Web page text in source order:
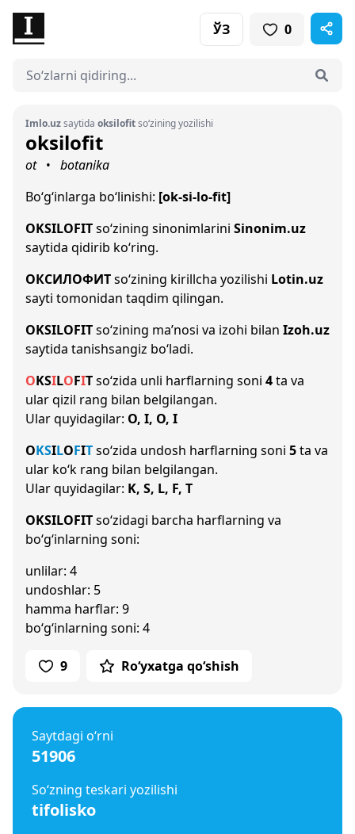
ЎЗ 0
Imlo.uzsaytida oksilofitso‘zining yozilishi
oksilofit
ot •
botanika
Bo‘g‘inlarga bo‘linishi: [ok-si-lo-fit]
OKSILOFITso‘zining sinonimlarini Sinonim.uz
saytida qidirib ko‘ring.
ОКСИЛОФИТso‘zining kirillcha yozilishi Lotin.uz
sayti tomonidan taqdim qilingan.
OKSILOFITso‘zining ma’nosi va izohi bilan Izoh.uz
saytida tanishsangiz bo‘ladi.
OKSILOFITso‘zida unli harflarning soni 4ta va
ular qizil rang bilan belgilangan.
Ular quyidagilar: O, I, O, I
OKSILOFITso‘zida undosh harflarning soni 5ta va
ular ko‘k rang bilan belgilangan.
Ular quyidagilar: K, S, L, F, T
OKSILOFITso‘zidagi barcha harflarning va
bo‘g‘inlarning soni:
unlilar: 4
undoshlar: 5
hamma harflar: 9
bo‘g‘inlarning soni: 4
9 Ro‘yxatga qo‘shish
Saytdagi o‘rni
51906
So‘zning teskari yozilishi
tifolisko